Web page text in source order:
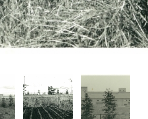
市議
会計管理者
出納室